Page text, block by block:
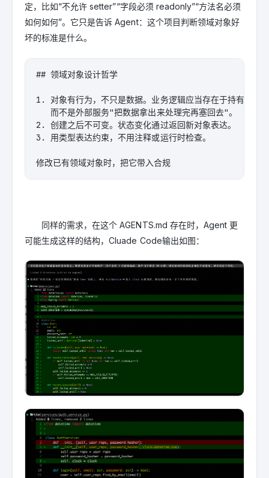
定，比如“不允许 setter”“字段必须 readonly”“方法名必须
如何如何”。它只是告诉 Agent：这个项目判断领域对象好
坏的标准是什么。
## 领域对象设计哲学
1. 对象有行为，不只是数据。业务逻辑应当存在于持有相关
   而不是外部服务"把数据拿出来处理完再塞回去"。
2. 创建之后不可变。状态变化通过返回新对象表达。
3. 用类型表达约束，不用注释或运行时检查。
修改已有领域对象时，把它带入合规
同样的需求，在这个 AGENTS.md 存在时，Agent 更
可能生成这样的结构，Cluade Code输出如图：